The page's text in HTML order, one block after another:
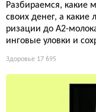
Разбираемся, какие
своих денег, а какие
ризации до А2-
инговые уловки и
Здоровье 17 695